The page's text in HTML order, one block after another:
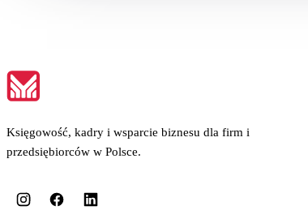
Księgowość, kadry i wsparcie biznesu dla firm i
przedsiębiorców w Polsce.